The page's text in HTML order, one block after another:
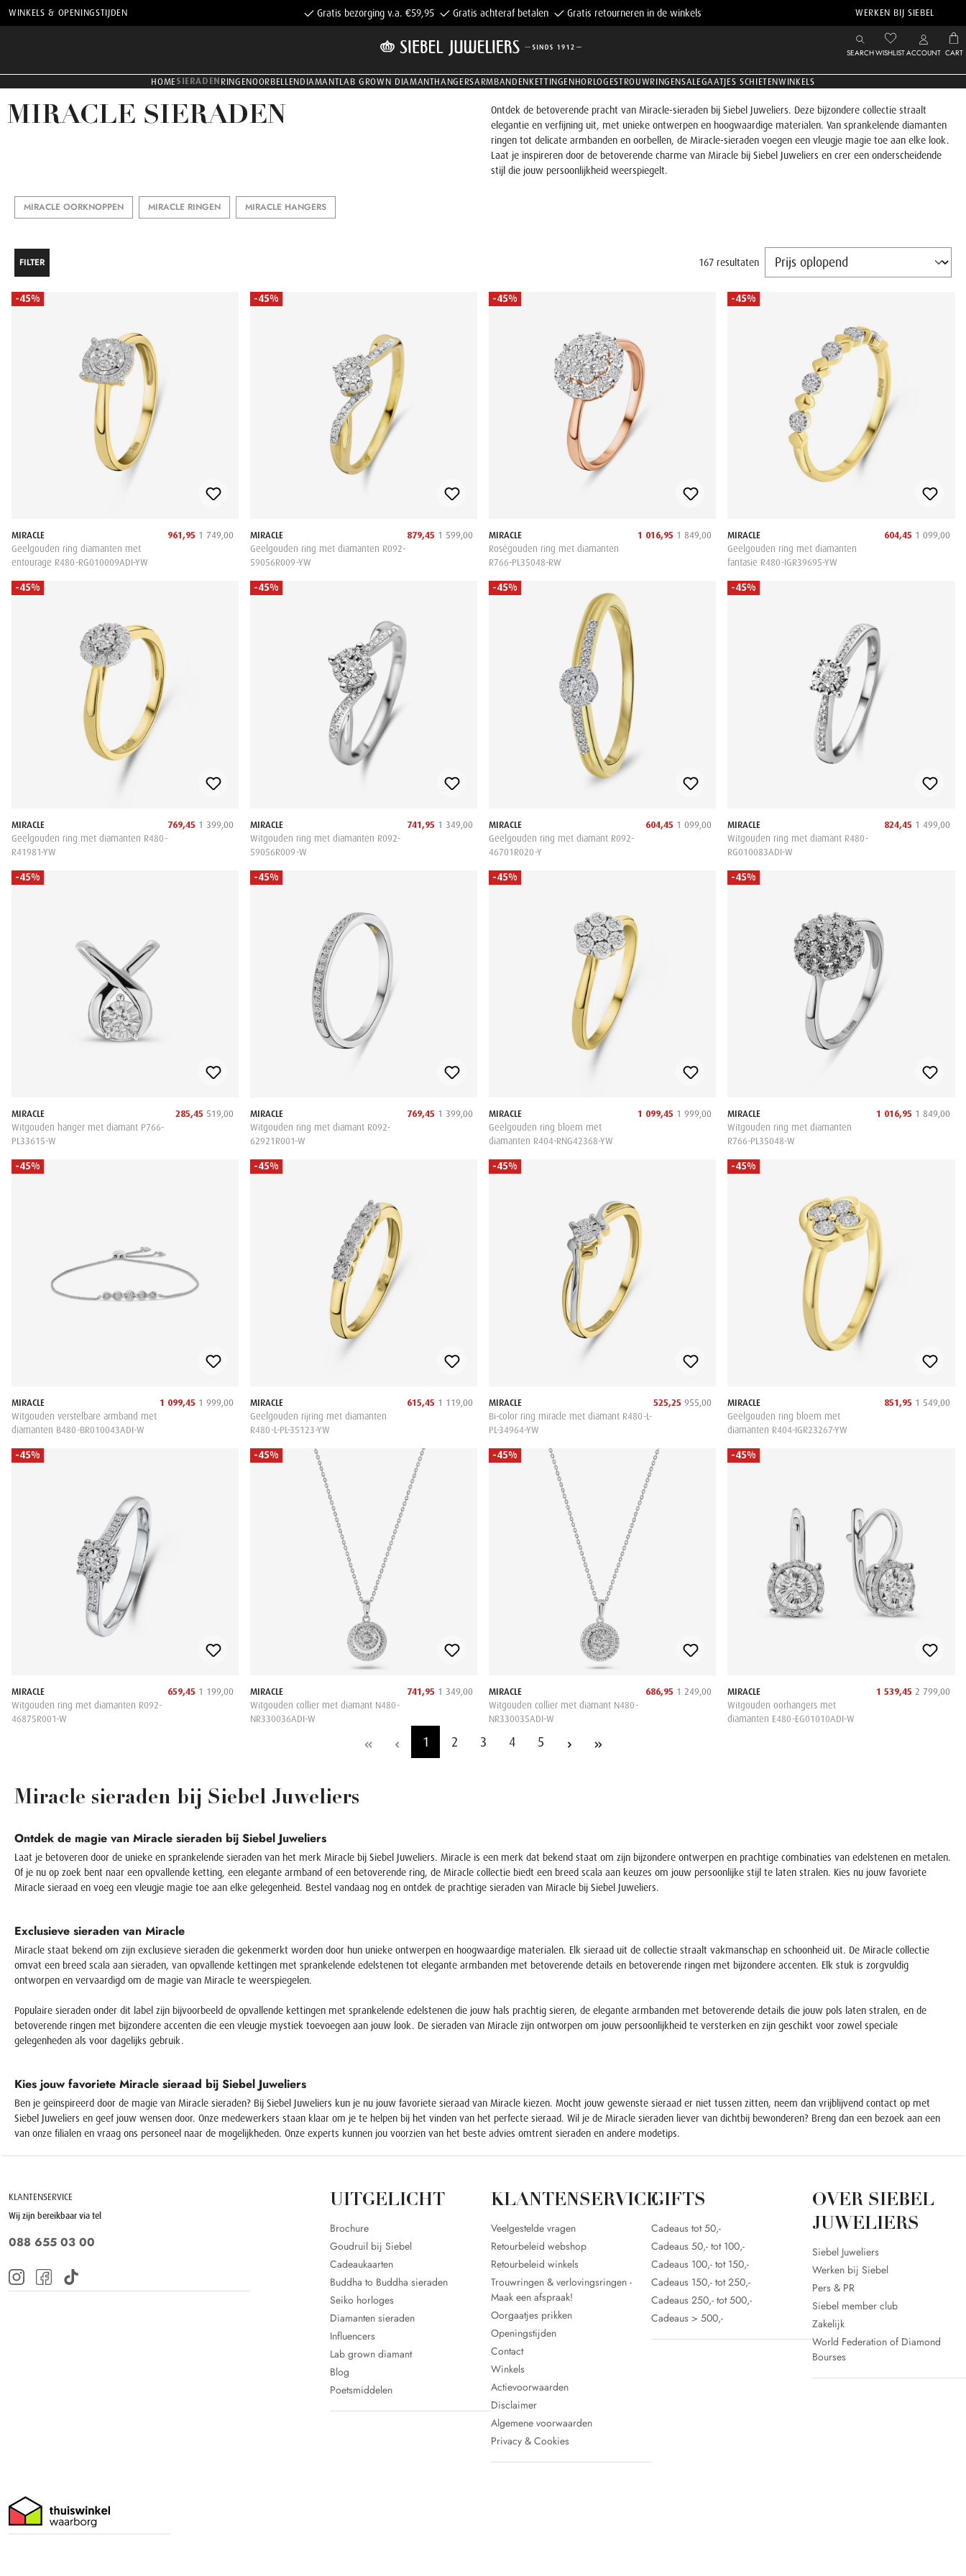
WINKELS & OPENINGSTIJDEN Gratis bezorging v.a. €59,95 Gratis achteraf betalen Gratis retourneren in de winkels WERKEN BIJ SIEBEL
SEARCHWISHLISTACCOUNT CART
HOMESIERADEN RINGENOORBELLENDIAMANTLAB GROWN DIAMANTHANGERSARMBANDENKETTINGENHORLOGESTROUWRINGENSALEGAATJES SCHIETENWINKELS
MIRACLE SIERADEN
Ontdek de betoverende pracht van Miracle-sieraden bij Siebel Juweliers. Deze bijzondere collectie straalt
elegantie en verfijning uit, met unieke ontwerpen en hoogwaardige materialen. Van sprankelende diamanten
ringen tot delicate armbanden en oorbellen, de Miracle-sieraden voegen een vleugje magie toe aan elke look.
Laat je inspireren door de betoverende charme van Miracle bij Siebel Juweliers en crer een onderscheidende
stijl die jouw persoonlijkheid weerspiegelt.
MIRACLE OORKNOPPEN MIRACLE RINGEN MIRACLE HANGERS
FILTER 167 resultaten
-45%
MIRACLE
Geelgouden ring diamanten met
entourage R480-RG010009ADI-YW
961,95 1 749,00
-45%
MIRACLE
Geelgouden ring met diamanten R092-
59056R009-YW
879,45 1 599,00
-45%
MIRACLE
Roségouden ring met diamanten
R766-PL35048-RW
1 016,95 1 849,00
-45%
MIRACLE
Geelgouden ring met diamanten
fantasie R480-IGR39695-YW
604,45 1 099,00
-45%
MIRACLE
Geelgouden ring met diamanten R480-
R41981-YW
769,45 1 399,00
-45%
MIRACLE
Witgouden ring met diamanten R092-
59056R009-W
741,95 1 349,00
-45%
MIRACLE
Geelgouden ring met diamant R092-
46701R020-Y
604,45 1 099,00
-45%
MIRACLE
Witgouden ring met diamant R480-
RG010083ADI-W
824,45 1 499,00
-45%
MIRACLE
Witgouden hanger met diamant P766-
PL33615-W
285,45 519,00
-45%
MIRACLE
Witgouden ring met diamant R092-
62921R001-W
769,45 1 399,00
-45%
MIRACLE
Geelgouden ring bloem met
diamanten R404-RNG42368-YW
1 099,45 1 999,00
-45%
MIRACLE
Witgouden ring met diamanten
R766-PL35048-W
1 016,95 1 849,00
-45%
MIRACLE
Witgouden verstelbare armband met
diamanten B480-BR010043ADI-W
1 099,45 1 999,00
-45%
MIRACLE
Geelgouden rijring met diamanten
R480-L-PL-35123-YW
615,45 1 119,00
-45%
MIRACLE
Bi-color ring miracle met diamant R480-L-
PL-34964-YW
525,25 955,00
-45%
MIRACLE
Geelgouden ring bloem met
diamanten R404-IGR23267-YW
851,95 1 549,00
-45%
MIRACLE
Witgouden ring met diamanten R092-
46875R001-W
659,45 1 199,00
-45%
MIRACLE
Witgouden collier met diamant N480-
NR330036ADI-W
741,95 1 349,00
-45%
MIRACLE
Witgouden collier met diamant N480-
NR330035ADI-W
686,95 1 249,00
-45%
MIRACLE
Witgouden oorhangers met
diamanten E480-EG01010ADI-W
1 539,45 2 799,00
1 2 3 4 5
Miracle sieraden bij Siebel Juweliers
Ontdek de magie van Miracle sieraden bij Siebel Juweliers
Laat je betoveren door de unieke en sprankelende sieraden van het merk Miracle bij Siebel Juweliers. Miracle is een merk dat bekend staat om zijn bijzondere ontwerpen en prachtige combinaties van edelstenen en metalen.
Of je nu op zoek bent naar een opvallende ketting, een elegante armband of een betoverende ring, de Miracle collectie biedt een breed scala aan keuzes om jouw persoonlijke stijl te laten stralen. Kies nu jouw favoriete
Miracle sieraad en voeg een vleugje magie toe aan elke gelegenheid. Bestel vandaag nog en ontdek de prachtige sieraden van Miracle bij Siebel Juweliers.
Exclusieve sieraden van Miracle
Miracle staat bekend om zijn exclusieve sieraden die gekenmerkt worden door hun unieke ontwerpen en hoogwaardige materialen. Elk sieraad uit de collectie straalt vakmanschap en schoonheid uit. De Miracle collectie
omvat een breed scala aan sieraden, van opvallende kettingen met sprankelende edelstenen tot elegante armbanden met betoverende details en betoverende ringen met bijzondere accenten. Elk stuk is zorgvuldig
ontworpen en vervaardigd om de magie van Miracle te weerspiegelen.
Populaire sieraden onder dit label zijn bijvoorbeeld de opvallende kettingen met sprankelende edelstenen die jouw hals prachtig sieren, de elegante armbanden met betoverende details die jouw pols laten stralen, en de
betoverende ringen met bijzondere accenten die een vleugje mystiek toevoegen aan jouw look. De sieraden van Miracle zijn ontworpen om jouw persoonlijkheid te versterken en zijn geschikt voor zowel speciale
gelegenheden als voor dagelijks gebruik.
Kies jouw favoriete Miracle sieraad bij Siebel Juweliers
Ben je geïnspireerd door de magie van Miracle sieraden? Bij Siebel Juweliers kun je nu jouw favoriete sieraad van Miracle kiezen. Mocht jouw gewenste sieraad er niet tussen zitten, neem dan vrijblijvend contact op met
Siebel Juweliers en geef jouw wensen door. Onze medewerkers staan klaar om je te helpen bij het vinden van het perfecte sieraad. Wil je de Miracle sieraden liever van dichtbij bewonderen? Breng dan een bezoek aan een
van onze filialen en vraag ons personeel naar de mogelijkheden. Onze experts kunnen jou voorzien van het beste advies omtrent sieraden en andere modetips.
KLANTENSERVICE
Wij zijn bereikbaar via tel
088 655 03 00
UITGELICHT
Brochure
Goudruil bij Siebel
Cadeaukaarten
Buddha to Buddha sieraden
Seiko horloges
Diamanten sieraden
Influencers
Lab grown diamant
Blog
Poetsmiddelen
KLANTENSERVICE
Veelgestelde vragen
Retourbeleid webshop
Retourbeleid winkels
Trouwringen & verlovingsringen -
Maak een afspraak!
Oorgaatjes prikken
Openingstijden
Contact
Winkels
Actievoorwaarden
Disclaimer
Algemene voorwaarden
Privacy & Cookies
GIFTS
Cadeaus tot 50,-
Cadeaus 50,- tot 100,-
Cadeaus 100,- tot 150,-
Cadeaus 150,- tot 250,-
Cadeaus 250,- tot 500,-
Cadeaus > 500,-
OVER SIEBEL
JUWELIERS
Siebel Juweliers
Werken bij Siebel
Pers & PR
Siebel member club
Zakelijk
World Federation of Diamond
Bourses